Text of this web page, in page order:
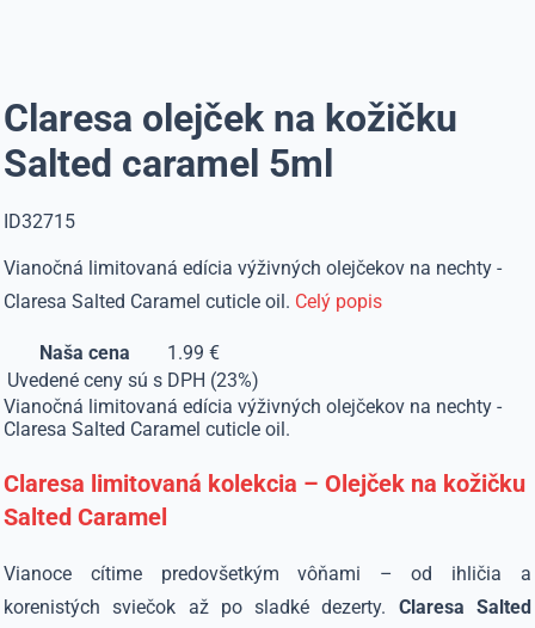
Claresa olejček na kožičku
Salted caramel 5ml
ID32715
Vianočná limitovaná edícia výživných olejčekov na nechty -
Claresa Salted Caramel cuticle oil. Celý popis
Naša cena
1.99 €
Uvedené ceny sú s DPH (23%)
Vianočná limitovaná edícia výživných olejčekov na nechty -
Claresa Salted Caramel cuticle oil.
Claresa limitovaná kolekcia – Olejček na kožičku
Salted Caramel
Vianoce cítime predovšetkým vôňami – od ihličia a
korenistých sviečok až po sladké dezerty. Claresa Salted